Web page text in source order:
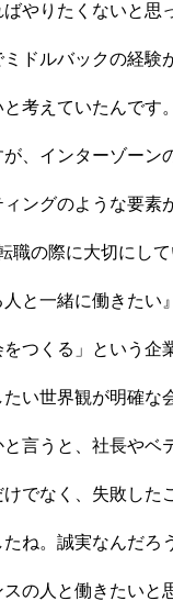
やりたくないと思
ドルバックの経験
考えていたんです
、インターゾーン
ングのような要素
職の際に大切にし
と一緒に働きたい
つくる」という企
い世界観が明確な
言うと、社長やベ
でなく、失敗した
ね。誠実なんだろ
の人と働きたいと